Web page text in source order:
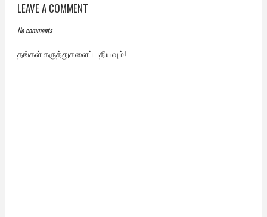
LEAVE A COMMENT
No comments
தங்கள் கருத்துகளைப் பதியவும்!